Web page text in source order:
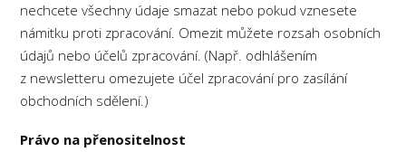
nechcete všechny údaje smazat nebo pokud vznesete
námitku proti zpracování. Omezit můžete rozsah osobních
údajů nebo účelů zpracování. (Např. odhlášením
z newsletteru omezujete účel zpracování pro zasílání
obchodních sdělení.)
Právo na přenositelnost